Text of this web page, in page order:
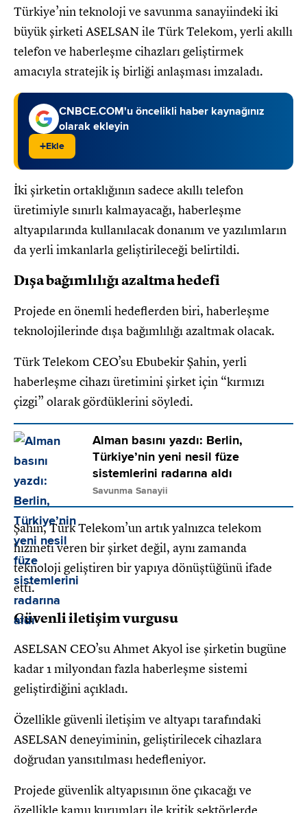
Türkiye’nin teknoloji ve savunma sanayiindeki iki
büyük şirketi ASELSAN ile Türk Telekom, yerli akıllı
telefon ve haberleşme cihazları geliştirmek
amacıyla stratejik iş birliği anlaşması imzaladı.
CNBCE.COM'u öncelikli haber kaynağınız
olarak ekleyin
+Ekle
İki şirketin ortaklığının sadece akıllı telefon
üretimiyle sınırlı kalmayacağı, haberleşme
altyapılarında kullanılacak donanım ve yazılımların
da yerli imkanlarla geliştirileceği belirtildi.
Dışa bağımlılığı azaltma hedefi
Projede en önemli hedeflerden biri, haberleşme
teknolojilerinde dışa bağımlılığı azaltmak olacak.
Türk Telekom CEO’su Ebubekir Şahin, yerli
haberleşme cihazı üretimini şirket için “kırmızı
çizgi” olarak gördüklerini söyledi.
Alman basını yazdı: Berlin,
Türkiye’nin yeni nesil füze
sistemlerini radarına aldı
Savunma Sanayii
Şahin, Türk Telekom’un artık yalnızca telekom
hizmeti veren bir şirket değil, aynı zamanda
teknoloji geliştiren bir yapıya dönüştüğünü ifade
etti.
Güvenli iletişim vurgusu
ASELSAN CEO’su Ahmet Akyol ise şirketin bugüne
kadar 1 milyondan fazla haberleşme sistemi
geliştirdiğini açıkladı.
Özellikle güvenli iletişim ve altyapı tarafındaki
ASELSAN deneyiminin, geliştirilecek cihazlara
doğrudan yansıtılması hedefleniyor.
Projede güvenlik altyapısının öne çıkacağı ve
özellikle kamu kurumları ile kritik sektörlerde